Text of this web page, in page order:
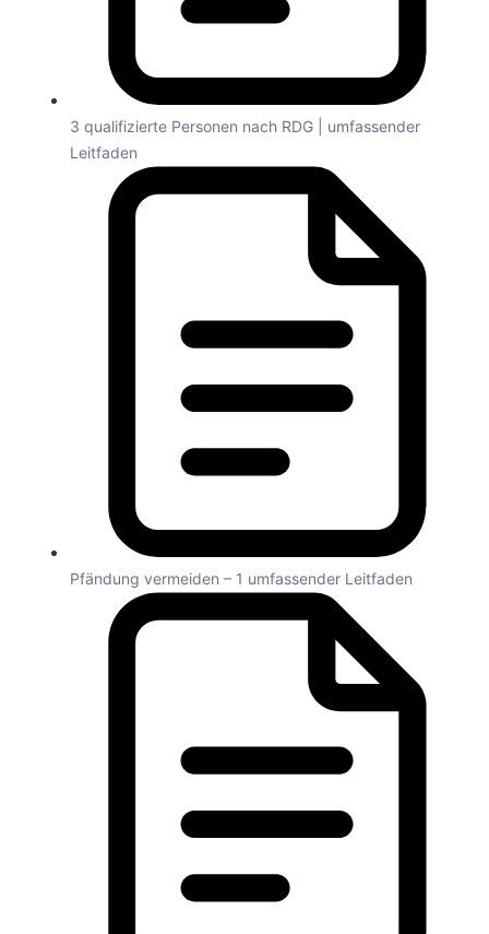
3 qualifizierte Personen nach RDG | umfassender
Leitfaden
Pfändung vermeiden – 1 umfassender Leitfaden